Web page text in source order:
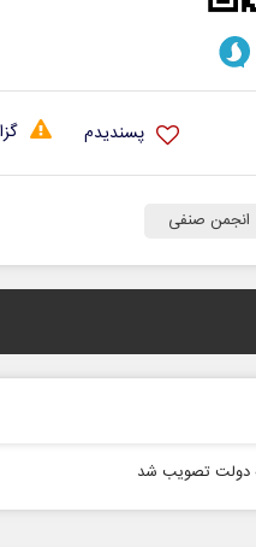
پسندیدم
انجمن صنفی
دولت تصویب شد